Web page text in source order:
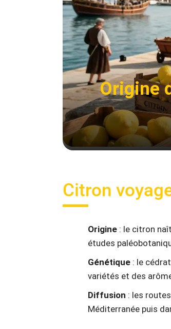
Origine
Citron
Origine : le citron
études
Génétique : le
variétés et des
Diffusion : les
Méditerranée puis